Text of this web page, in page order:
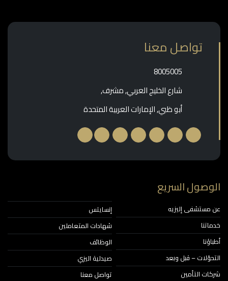
تواصل معنا
‎8005005‎
شارع الخليج العربي, مشرف,
أبو ظبي, الإمارات العربية المتحدة
الوصول السريع
عن مستشفى إليزيه
خدماتنا
أطباؤنا
التحوّلات – قبل وبعد
شركات التأمين
إنسايتس
شهادات المتعاملين
الوظائف
صيدلية اليزي
تواصل معنا